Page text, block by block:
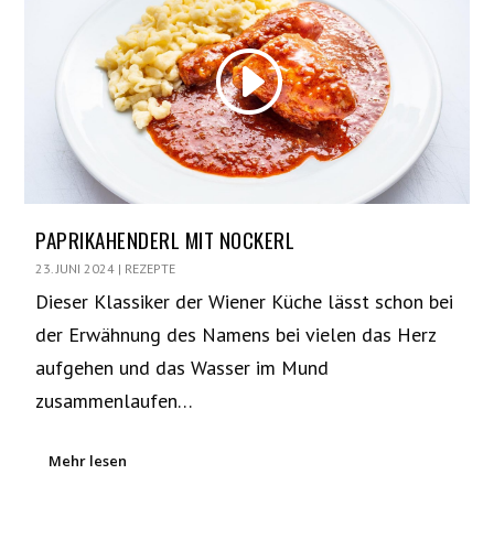
PAPRIKAHENDERL MIT NOCKERL
23. JUNI 2024 | REZEPTE
Dieser Klassiker der Wiener Küche lässt schon bei
der Erwähnung des Namens bei vielen das Herz
aufgehen und das Wasser im Mund
zusammenlaufen…
Mehr lesen